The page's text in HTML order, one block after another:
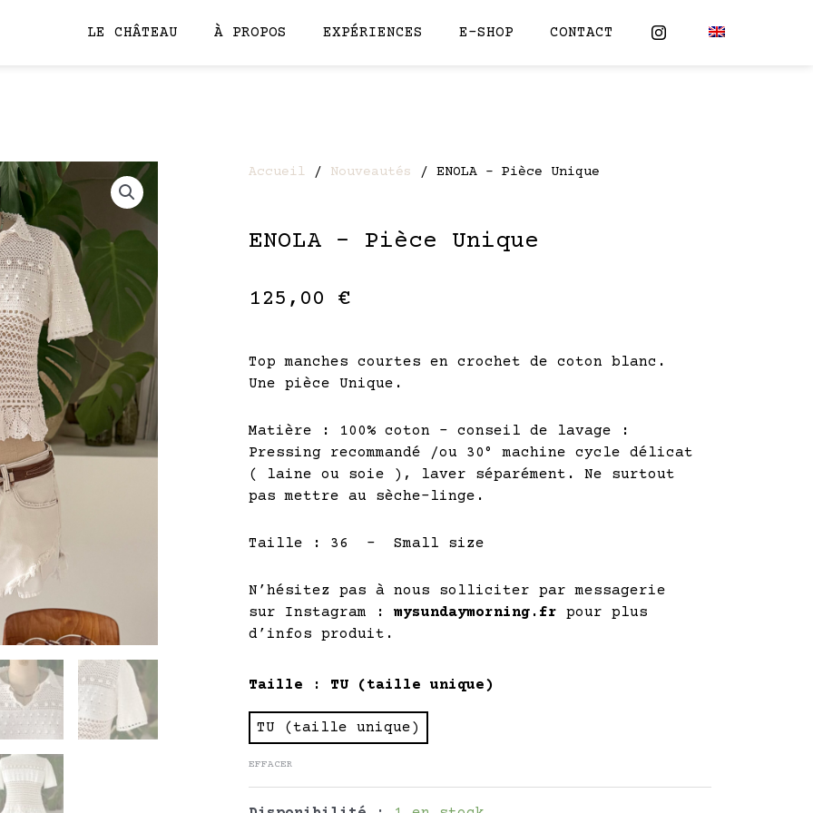
LE CHÂTEAU À PROPOS EXPÉRIENCES E-SHOP CONTACT
Accueil / Nouveautés / ENOLA – Pièce Unique
ENOLA – Pièce Unique
125,00 €
Top manches courtes en crochet de coton blanc.
Une pièce Unique.
Matière : 100% coton – conseil de lavage :
Pressing recommandé /ou 30° machine cycle délicat
( laine ou soie ), laver séparément. Ne surtout
pas mettre au sèche-linge.
Taille : 36 – Small size
N’hésitez pas à nous solliciter par messagerie
sur Instagram : mysundaymorning.fr pour plus
d’infos produit.
Taille : TU (taille unique)
TU (taille unique)
EFFACER
quantité
ENOLA
-
Pièce
Unique